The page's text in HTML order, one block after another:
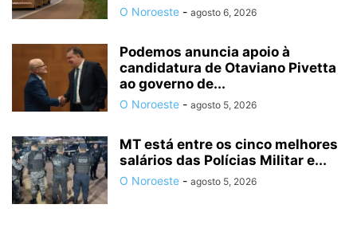
O Noroeste - agosto 6, 2026
Podemos anuncia apoio à
candidatura de Otaviano Pivetta
ao governo de...
O Noroeste - agosto 5, 2026
MT está entre os cinco melhores
salários das Polícias Militar e...
O Noroeste - agosto 5, 2026